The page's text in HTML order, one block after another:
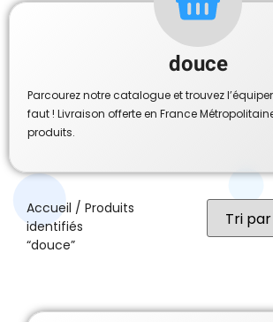
douce
Parcourez notre catalogue et trouvez
faut ! Livraison offerte en France
produits.
Accueil / Produits
identifiés
“douce”